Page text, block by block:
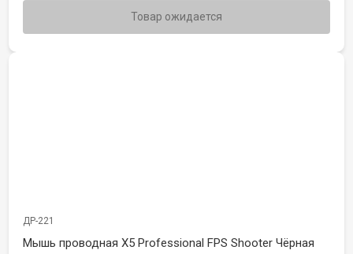
Товар ожидается
ДР-221
Мышь проводная X5 Professional FPS Shooter Чёрная